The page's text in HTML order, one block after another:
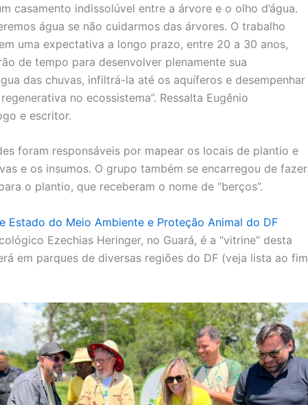
casamento indissolúvel entre a árvore e o olho d’água.
água se não cuidarmos das árvores. O trabalho
uma expectativa a longo prazo, entre 20 a 30 anos,
de tempo para desenvolver plenamente sua
das chuvas, infiltrá-la até os aquíferos e desempenhar
no ecossistema”. Ressalta Eugênio
e escritor.
foram responsáveis por mapear os locais de plantio e
e os insumos. O grupo também se encarregou de fazer
o plantio, que receberam o nome de “berços”.
Estado do Meio Ambiente e Proteção Animal do DF
Ezechias Heringer, no Guará, é a “vitrine” desta
em parques de diversas regiões do DF (veja lista ao fim